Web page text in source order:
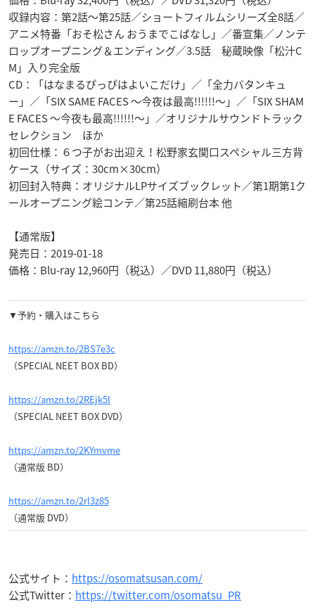
収録内容：第2話～第25話／ショートフィルムシリーズ全8話／
アニメ特番「おそ松さん おうまでこばなし」／番宣集／ノンテ
ロップオープニング＆エンディング／3.5話 秘蔵映像「松汁C
M」入り完全版
CD：「はなまるぴっぴはよいこだけ」／「全力バタンキュ
ー」／「SIX SAME FACES ～今夜は最高!!!!!!～」／「SIX SHAM
E FACES ～今夜も最高!!!!!!～」／オリジナルサウンドトラック
セレクション ほか
初回仕様：６つ子がお出迎え！松野家玄関口スペシャル三方背
ケース（サイズ：30cm×30cm）
初回封入特典：オリジナルLPサイズブックレット／第1期第1ク
ールオープニング絵コンテ／第25話縮刷台本 他
【通常版】
発売日：2019-01-18
価格：Blu-ray 12,960円（税込）／DVD 11,880円（税込）
▼予約・購入はこちら
https://amzn.to/2BS7e3c
（SPECIAL NEET BOX BD）
https://amzn.to/2REjk5I
（SPECIAL NEET BOX DVD）
https://amzn.to/2KYmvme
（通常版 BD）
https://amzn.to/2rl3z85
（通常版 DVD）
公式サイト： https://osomatsusan.com/
公式Twitter： https://twitter.com/osomatsu_PR